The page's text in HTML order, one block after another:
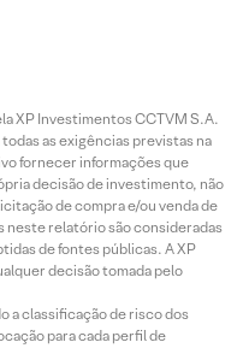
XP Investimentos CCTVM S.A.
as exigências previstas na
fornecer informações que
decisão de investimento, não
de compra e/ou venda de
neste relatório são consideradas
de fontes públicas. A XP
decisão tomada pelo
a classificação de risco dos
para cada perfil de